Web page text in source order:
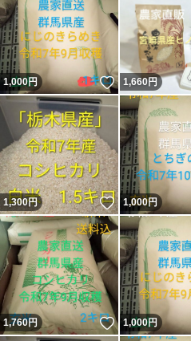
1,000円 いいね！
1,660円
1,300円 いいね！
1,000円
1,760円 いいね！
1,000円